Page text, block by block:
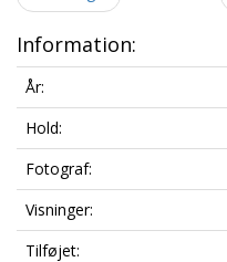
Information:
År:
Hold:
Fotograf:
Visninger:
Tilføjet: